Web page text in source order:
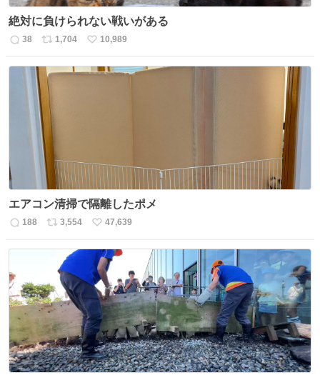
絶対に負けられない戦いがある
返
38
リ
ス
ト
数
1,704
い
ね
10,989
エアコン清掃で隔離したポメ
返
188
リ
数
3,554
い
ね
数
47,639